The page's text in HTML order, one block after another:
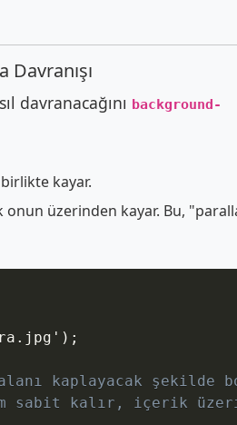
Davranışı
davranacağını background-
kayar.
üzerinden kayar. Bu,
) ;
kaplayacak şekilde
sabit kalır, içerik